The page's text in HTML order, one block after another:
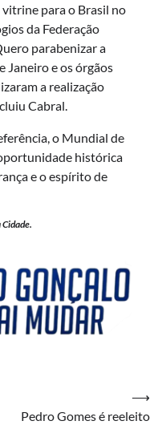
para o Brasil no
da Federação
parabenizar a
Janeiro e os órgãos
a realização
Cabral.
o Mundial de
histórica
e o espírito de
Pedro Gomes é reeleito
⟶